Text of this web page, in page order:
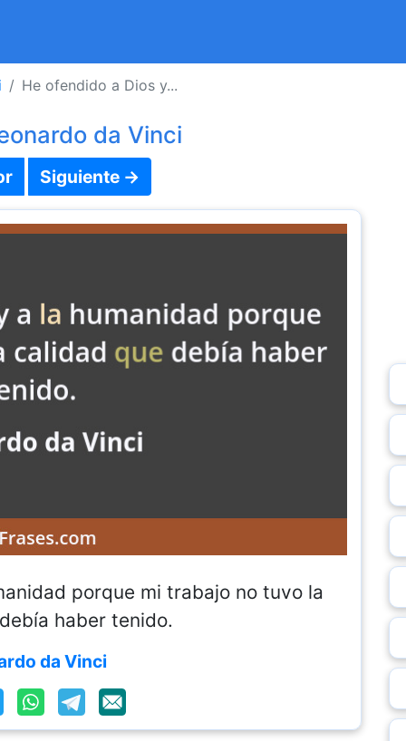
He ofendido a Dios y...
da Vinci
Siguiente →
porque mi trabajo no tuvo la
haber tenido.
da Vinci